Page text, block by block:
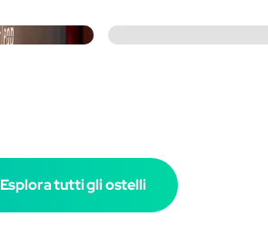
Esplora tutti gli ostelli